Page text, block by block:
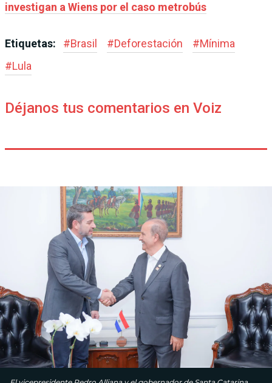
investigan a Wiens por el caso metrobús
Etiquetas: #Brasil #Deforestación #Mínima
#Lula
Déjanos tus comentarios en Voiz